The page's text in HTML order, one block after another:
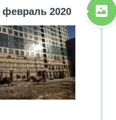
февраль 2020